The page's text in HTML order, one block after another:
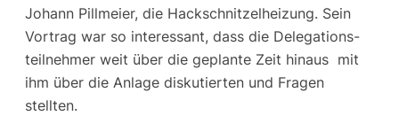
Johann Pill­mei­er, die Hack­schnit­zel­hei­zung. Sein
Vor­trag war so inter­es­sant, dass die Dele­ga­ti­ons­
teil­neh­mer weit über die geplan­te Zeit hin­aus mit
ihm über die Anla­ge dis­ku­tier­ten und Fra­gen
stellten.